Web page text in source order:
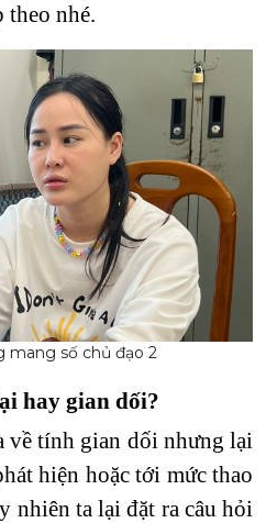
theo nhé.
mang số chủ đạo 2
hay gian dối?
về tính gian dối nhưng lại
hiện hoặc tới mức thao
nhiên ta lại đặt ra câu hỏi